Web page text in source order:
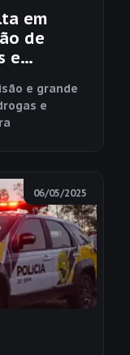
em
de
e
e grande
e
06/05/2025